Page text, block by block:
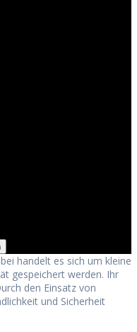
handelt es sich um kleine
gespeichert werden. Ihr
den Einsatz von
und Sicherheit